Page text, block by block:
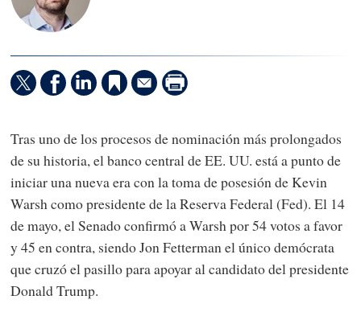
Tras uno de los procesos de nominación más prolongados
de su historia, el banco central de EE. UU. está a punto de
iniciar una nueva era con la toma de posesión de Kevin
Warsh como presidente de la Reserva Federal (Fed). El 14
de mayo, el Senado confirmó a Warsh por 54 votos a favor
y 45 en contra, siendo Jon Fetterman el único demócrata
que cruzó el pasillo para apoyar al candidato del presidente
Donald Trump.